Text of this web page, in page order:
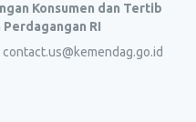
Konsumen dan Tertib
RI
contact.us@kemendag.go.id